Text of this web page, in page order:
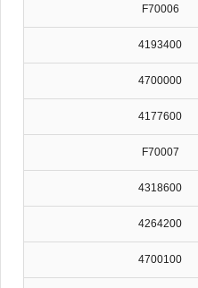
F70006
4193400
4700000
4177600
F70007
4318600
4264200
4700100